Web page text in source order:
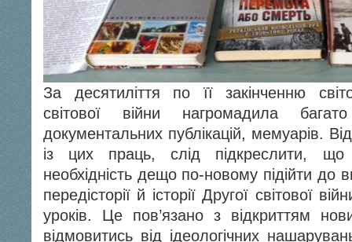
За десятиліття по її закінченню
світової війни нагромадила
документальних публікацій, мемуарів.
із цих праць, слід підкреслити,
необхідність дещо по-новому підійти до
передісторії й історії Другої світової
уроків. Це пов’язано з відкриттям
відмовитись від ідеологічних